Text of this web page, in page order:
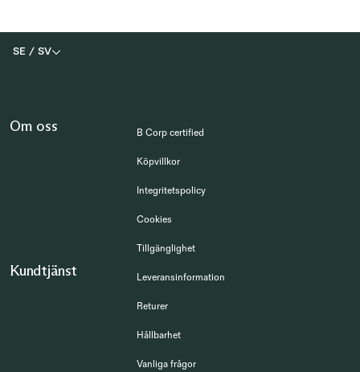
SE / SV
Om oss B Corp certified
Köpvillkor
Integritetspolicy
Cookies
Tillgänglighet
Kundtjänst Leveransinformation
Returer
Hållbarhet
Vanliga frågor